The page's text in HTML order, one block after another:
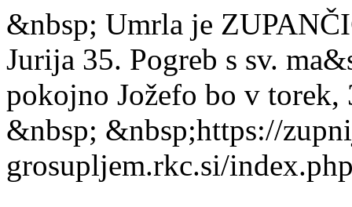
&nbsp; Umrla je
Jurija 35. Pogreb s sv.
pokojno Jožefo bo v torek,
&nbsp; &nbsp;https://
grosupljem.rkc.si/